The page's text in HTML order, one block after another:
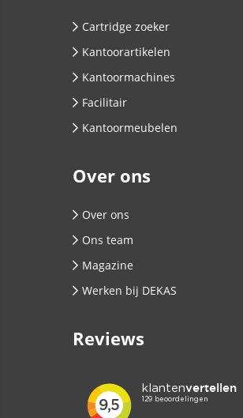
Cartridge zoeker
Kantoorartikelen
Kantoormachines
Facilitair
Kantoormeubelen
Over ons
Over ons
Ons team
Magazine
Werken bij DEKAS
Reviews